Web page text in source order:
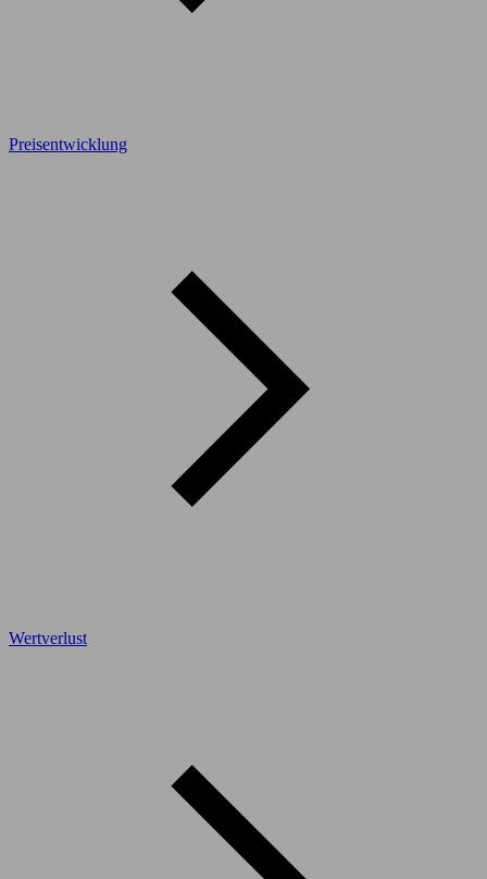
Preisentwicklung
Wertverlust